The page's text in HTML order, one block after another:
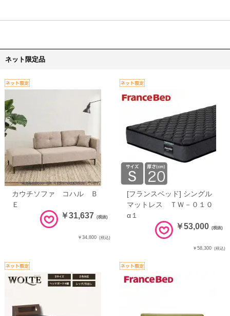
ネット限定品
カウチソファ コハル Ｂ
Ｅ
￥31,637 (税抜)
￥34,800 (税込)
[フランスベッド] シングル
マットレス ＴＷ－０１０
α１
￥53,000 (税抜)
￥58,300 (税込)